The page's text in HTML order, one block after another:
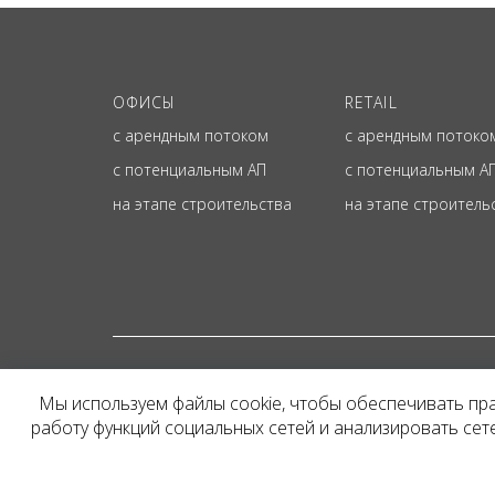
ОФИСЫ
с арендным потоком
с потенциальным АП
на этапе строительства
RETAIL
с арендным
с потенциальным
на этапе
Представленная на
и не является
Мы используем файлы cookie, чтобы обеспечивать
работу функций социальных сетей и анализировать